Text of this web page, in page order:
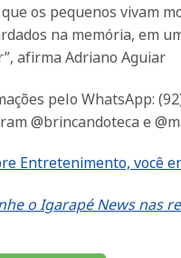
os pequenos vivam
na memória, em
afirma Adriano Aguiar
pelo WhatsApp:
@brincandoteca e
Entretenimento, você
o Igarapé News nas